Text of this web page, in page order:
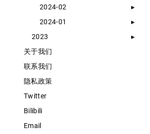
2024-02
2024-01
2023
关于我们
联系我们
隐私政策
Twitter
Bilibili
Email